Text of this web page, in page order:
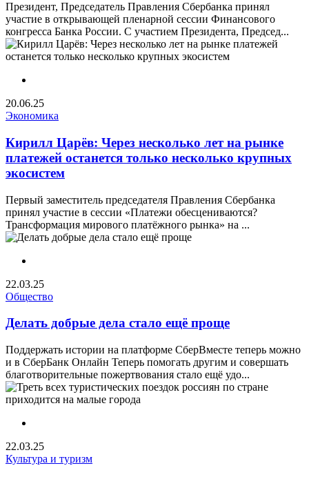
Президент, Председатель Правления Сбербанка принял
участие в открывающей пленарной сессии Финансового
конгресса Банка России. С участием Президента, Председ...
20.06.25
Экономика
Кирилл Царёв: Через несколько лет на рынке
платежей останется только несколько крупных
экосистем
Первый заместитель председателя Правления Сбербанка
принял участие в сессии «Платежи обесцениваются?
Трансформация мирового платёжного рынка» на ...
22.03.25
Общество
Делать добрые дела стало ещё проще
Поддержать истории на платформе СберВместе теперь можно
и в СберБанк Онлайн Теперь помогать другим и совершать
благотворительные пожертвования стало ещё удо...
22.03.25
Культура и туризм